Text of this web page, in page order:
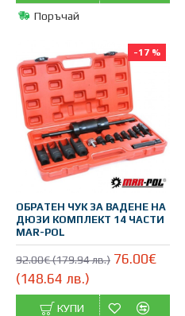
Поръчай
-17 %
ОБРАТЕН ЧУК ЗА ВАДЕНЕ НА
ДЮЗИ КОМПЛЕКТ 14 ЧАСТИ
MAR-POL
92.00€ (179.94 лв.) 76.00€
(148.64 лв.)
КУПИ